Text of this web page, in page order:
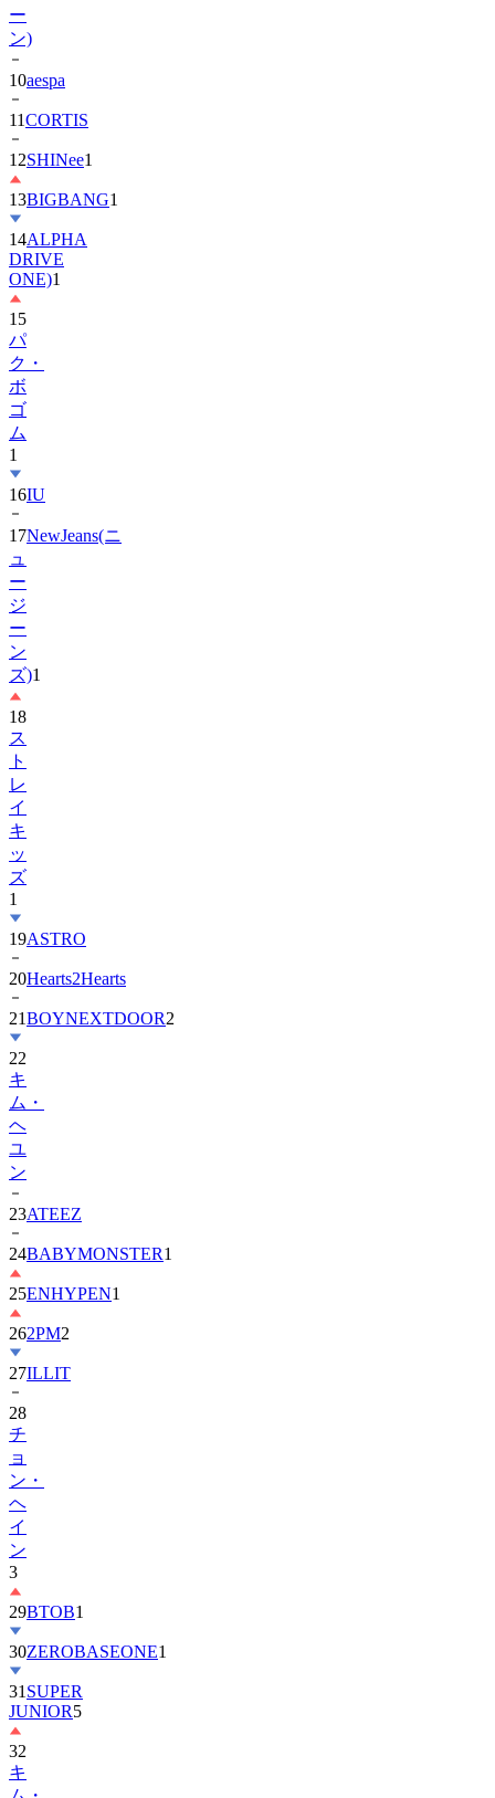
ー
ン)
10aespa
11CORTIS
12SHINee1
13BIGBANG1
14ALPHA
DRIVE
ONE)1
15
パ
ク・
ボ
ゴ
ム
1
16IU
17NewJeans(ニ
ュ
ー
ジ
ー
ン
ズ)1
18
ス
ト
レ
イ
キ
ッ
ズ
1
19ASTRO
20Hearts2Hearts
21BOYNEXTDOOR2
22
キ
ム・
ヘ
ユ
ン
23ATEEZ
24BABYMONSTER1
25ENHYPEN1
262PM2
27ILLIT
28
チ
ョ
ン・
ヘ
イ
ン
3
29BTOB1
30ZEROBASEONE1
31 SUPER
JUNIOR5
32
キ